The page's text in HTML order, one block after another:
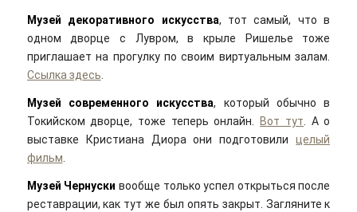
Музей декоративного искусства, тот самый, что в
одном дворце с Лувром, в крыле Ришелье тоже
приглашает на прогулку по своим виртуальным залам.
Ссылка здесь.
Музей современного искусства, который обычно в
Токийском дворце, тоже теперь онлайн.
Вот тут. А о
выставке Кристиана Диора они подготовилицелый
фильм.
Музей Чернуски вообще только успел открыться после
реставрации, как тут же был опять закрыт. Загляните к